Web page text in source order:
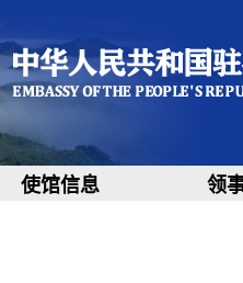
使馆信息 领